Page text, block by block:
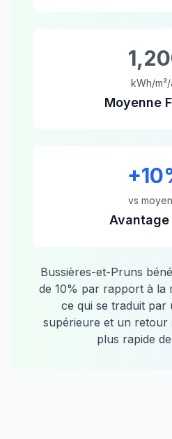
kWh/m²/
Moyenne
+10
vs
Bussières-et-Pruns
de 10% par rapport à la
ce qui se traduit par
supérieure et un retour
plus rapide de